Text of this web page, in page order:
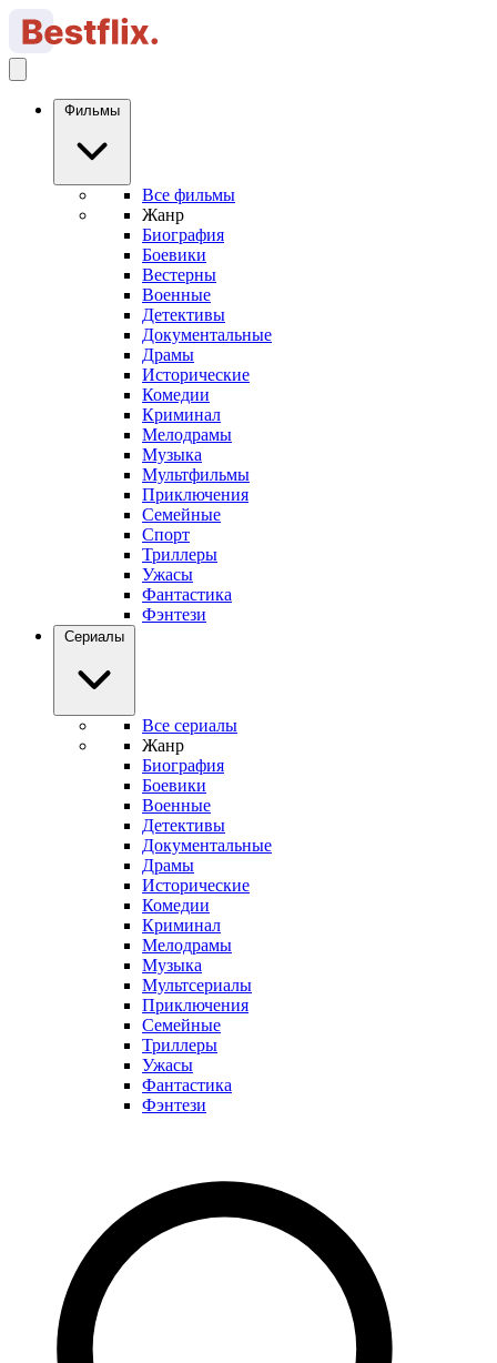
Фильмы
Все фильмы
Жанр
Биография
Боевики
Вестерны
Военные
Детективы
Документальные
Драмы
Исторические
Комедии
Криминал
Мелодрамы
Музыка
Мультфильмы
Приключения
Семейные
Спорт
Триллеры
Ужасы
Фантастика
Фэнтези
Сериалы
Все сериалы
Жанр
Биография
Боевики
Военные
Детективы
Документальные
Драмы
Исторические
Комедии
Криминал
Мелодрамы
Музыка
Мультсериалы
Приключения
Семейные
Триллеры
Ужасы
Фантастика
Фэнтези